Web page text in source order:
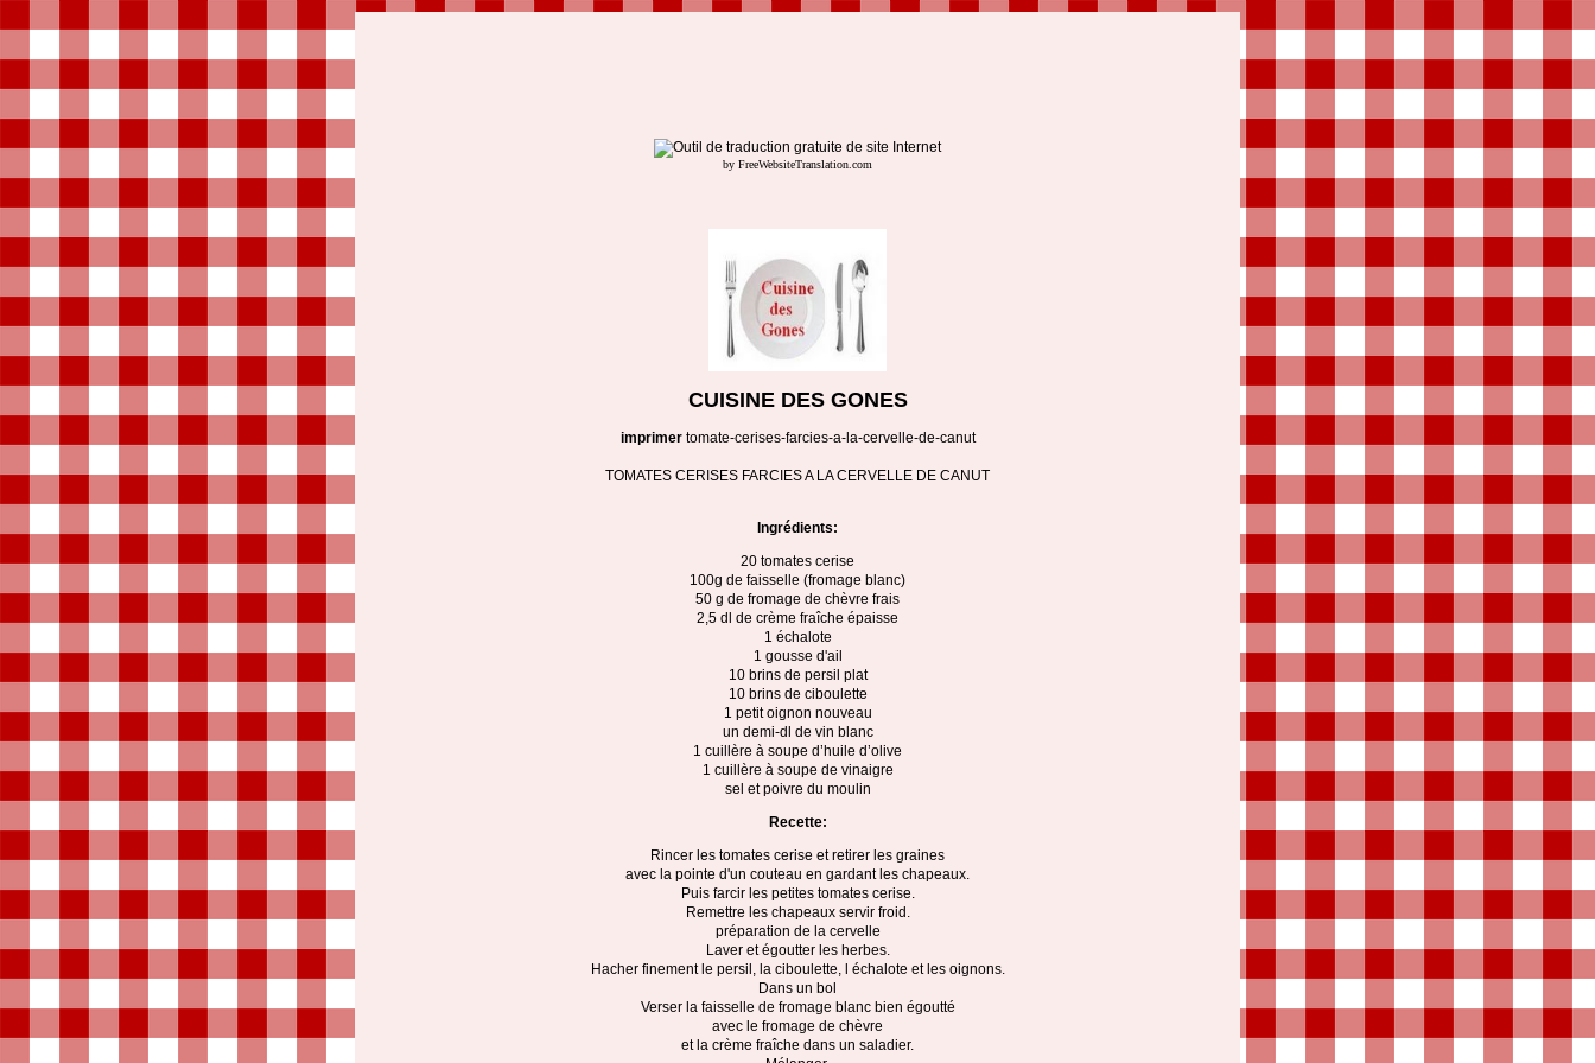
by FreeWebsiteTranslation.com
CUISINE DES GONES
imprimer tomate-cerises-farcies-a-la-cervelle-de-canut
TOMATES CERISES FARCIES A LA CERVELLE DE CANUT
Ingrédients:
20 tomates cerise
100g de faisselle (fromage blanc)
50 g de fromage de chèvre frais
2,5 dl de crème fraîche épaisse
1 échalote
1 gousse d'ail
10 brins de persil plat
10 brins de ciboulette
1 petit oignon nouveau
un demi-dl de vin blanc
1 cuillère à soupe d’huile d’olive
1 cuillère à soupe de vinaigre
sel et poivre du moulin
Recette:
Rincer les tomates cerise et retirer les graines
avec la pointe d'un couteau en gardant les chapeaux.
Puis farcir les petites tomates cerise.
Remettre les chapeaux servir froid.
préparation de la cervelle
Laver et égoutter les herbes.
Hacher finement le persil, la ciboulette, l échalote et les oignons.
Dans un bol
Verser la faisselle de fromage blanc bien égoutté
avec le fromage de chèvre
et la crème fraîche dans un saladier.